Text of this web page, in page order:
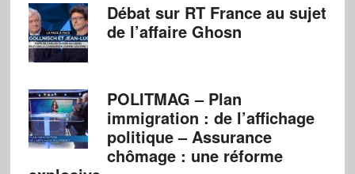
Débat sur RT France au sujet
de l’affaire Ghosn
POLITMAG – Plan
immigration : de l’affichage
politique – Assurance
chômage : une réforme